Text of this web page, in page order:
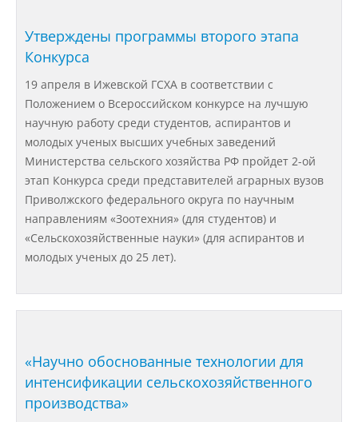
Финансово-хозяйственная
деятельность
Вакантные места для приёма
(перевода) обучающихся
Доступная среда
Организация питания в
образовательной организации
Утверждены программы второго этапа
Конкурса
19 апреля в Ижевской ГСХА в соответствии с
Положением о Всероссийском конкурсе на лучшую
научную работу среди студентов, аспирантов и
молодых ученых высших учебных заведений
Министерства сельского хозяйства РФ пройдет 2-ой
этап Конкурса среди представителей аграрных вузов
Приволжского федерального округа по научным
направлениям «Зоотехния» (для студентов) и
«Сельскохозяйственные науки» (для аспирантов и
молодых ученых до 25 лет).
«Научно обоснованные технологии для
интенсификации сельскохозяйственного
производства»